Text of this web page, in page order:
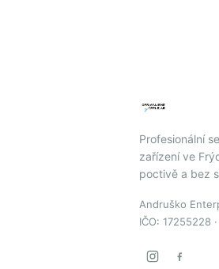
Profesionální
zařízení ve
poctivě a bez
Andruško
IČO: 17255228